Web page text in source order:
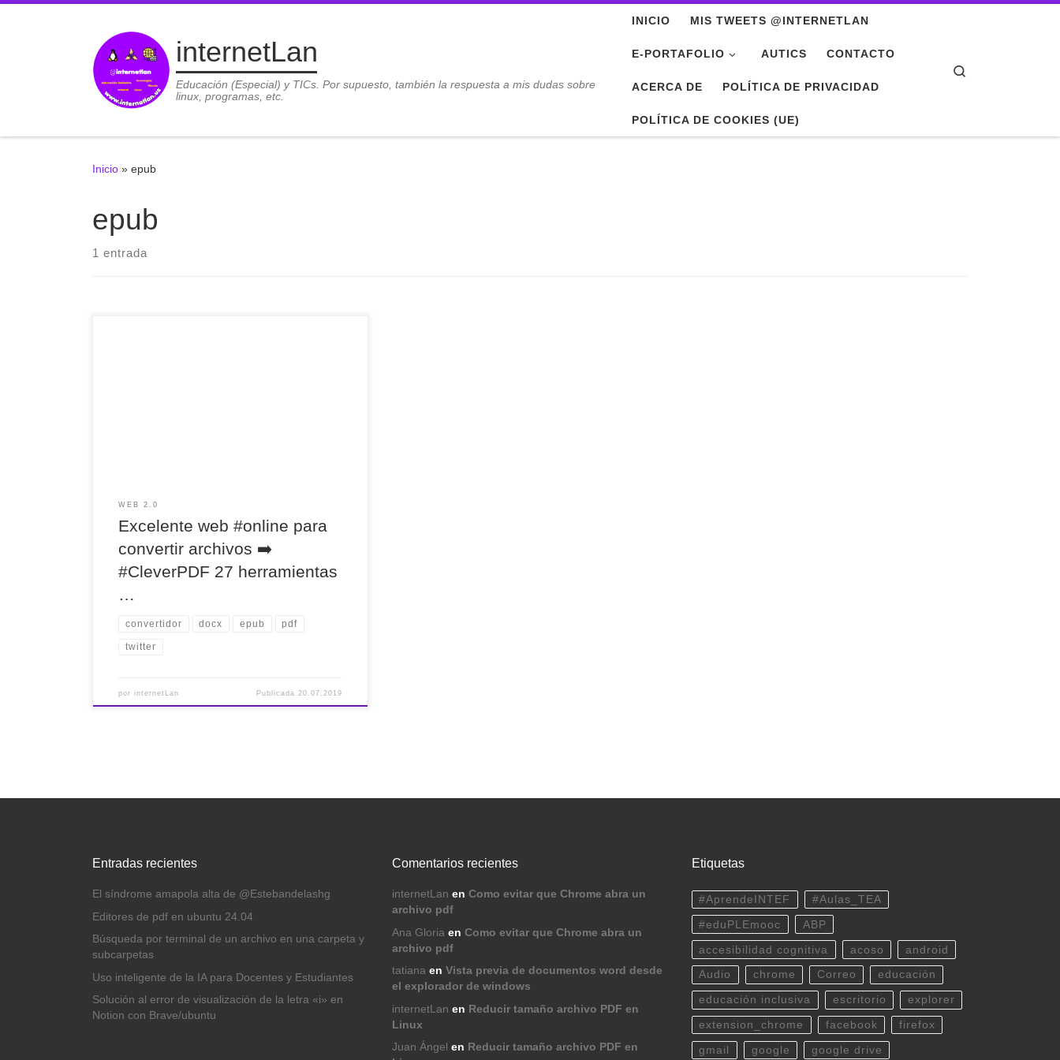
internetLan
Educación (Especial) y TICs. Por supuesto, también la respuesta a mis dudas sobre
linux, programas, etc.
INICIO MIS TWEETS @INTERNETLAN
E-PORTAFOLIO AUTICS CONTACTO
ACERCA DE POLÍTICA DE PRIVACIDAD
POLÍTICA DE COOKIES (UE)
Inicio » epub
epub
1 entrada
WEB 2.0
Excelente web #online para
convertir archivos ➡️
#CleverPDF 27 herramientas
…
convertidor docx epub pdf
twitter
porinternetLan Publicada 20.07.2019
Entradas recientes
El síndrome amapola alta de @Estebandelashg
Editores de pdf en ubuntu 24.04
Búsqueda por terminal de un archivo en una carpeta y
subcarpetas
Uso inteligente de la IA para Docentes y Estudiantes
Solución al error de visualización de la letra «i» en
Notion con Brave/ubuntu
Comentarios recientes
internetLan en Como evitar que Chrome abra un
archivo pdf
Ana Gloria en Como evitar que Chrome abra un
archivo pdf
tatiana en Vista previa de documentos word desde
el explorador de windows
internetLan en Reducir tamaño archivo PDF en
Linux
Juan Ángel en Reducir tamaño archivo PDF en
Etiquetas
#AprendeINTEF #Aulas_TEA
#eduPLEmooc ABP
accesibilidad cognitiva acoso android
Audio chrome Correo educación
educación inclusiva escritorio explorer
extension_chrome facebook firefox
gmail google google drive